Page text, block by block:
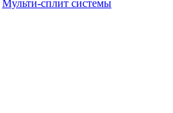
Мульти-сплит системы